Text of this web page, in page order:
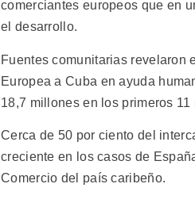
comerciantes europeos que en
el desarrollo.
Fuentes comunitarias revelaron
Europea a Cuba en ayuda
18,7 millones en los primeros 11
Cerca de 50 por ciento del
creciente en los casos de
Comercio del país caribeño.